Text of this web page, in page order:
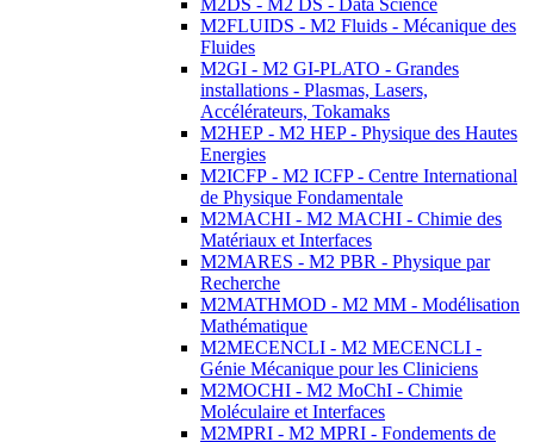
M2DS - M2 DS - Data Science
M2FLUIDS - M2 Fluids - Mécanique des
Fluides
M2GI - M2 GI-PLATO - Grandes
installations - Plasmas, Lasers,
Accélérateurs, Tokamaks
M2HEP - M2 HEP - Physique des Hautes
Energies
M2ICFP - M2 ICFP - Centre International
de Physique Fondamentale
M2MACHI - M2 MACHI - Chimie des
Matériaux et Interfaces
M2MARES - M2 PBR - Physique par
Recherche
M2MATHMOD - M2 MM - Modélisation
Mathématique
M2MECENCLI - M2 MECENCLI -
Génie Mécanique pour les Cliniciens
M2MOCHI - M2 MoChI - Chimie
Moléculaire et Interfaces
M2MPRI - M2 MPRI - Fondements de